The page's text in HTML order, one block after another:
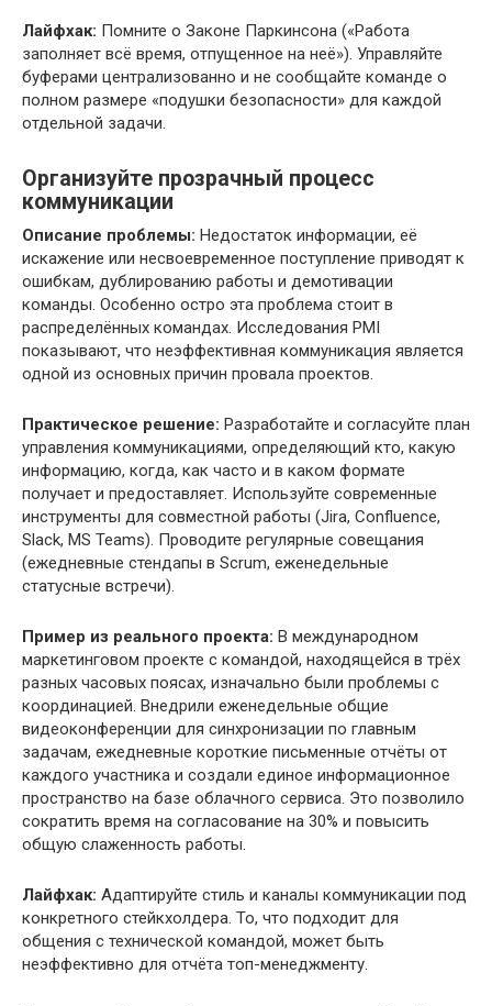
Лайфхак: Помните о Законе Паркинсона («Работа
заполняет всё время, отпущенное на неё»). Управляйте
буферами централизованно и не сообщайте команде о
полном размере «подушки безопасности» для каждой
отдельной задачи.
Организуйте прозрачный процесс
коммуникации
Описание проблемы: Недостаток информации, её
искажение или несвоевременное поступление приводят к
ошибкам, дублированию работы и демотивации
команды. Особенно остро эта проблема стоит в
распределённых командах. Исследования PMI
показывают, что неэффективная коммуникация является
одной из основных причин провала проектов.
Практическое решение: Разработайте и согласуйте план
управления коммуникациями, определяющий кто, какую
информацию, когда, как часто и в каком формате
получает и предоставляет. Используйте современные
инструменты для совместной работы (Jira, Confluence,
Slack, MS Teams). Проводите регулярные совещания
(ежедневные стендапы в Scrum, еженедельные
статусные встречи).
Пример из реального проекта: В международном
маркетинговом проекте с командой, находящейся в трёх
разных часовых поясах, изначально были проблемы с
координацией. Внедрили еженедельные общие
видеоконференции для синхронизации по главным
задачам, ежедневные короткие письменные отчёты от
каждого участника и создали единое информационное
пространство на базе облачного сервиса. Это позволило
сократить время на согласование на 30% и повысить
общую слаженность работы.
Лайфхак: Адаптируйте стиль и каналы коммуникации под
конкретного стейкхолдера. То, что подходит для
общения с технической командой, может быть
неэффективно для отчёта топ-менеджменту.